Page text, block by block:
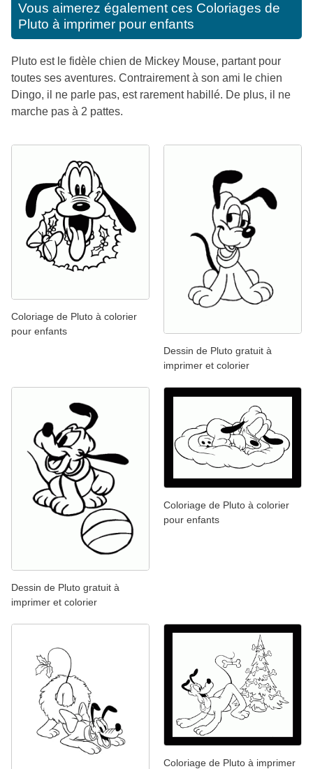
Vous aimerez également ces Coloriages de
Pluto à imprimer pour enfants
Pluto est le fidèle chien de Mickey Mouse, partant pour
toutes ses aventures. Contrairement à son ami le chien
Dingo, il ne parle pas, est rarement habillé. De plus, il ne
marche pas à 2 pattes.
Coloriage de Pluto à colorier
pour enfants
Dessin de Pluto gratuit à
imprimer et colorier
Dessin de Pluto gratuit à
imprimer et colorier
Coloriage de Pluto à colorier
pour enfants
Coloriage de Pluto à imprimer